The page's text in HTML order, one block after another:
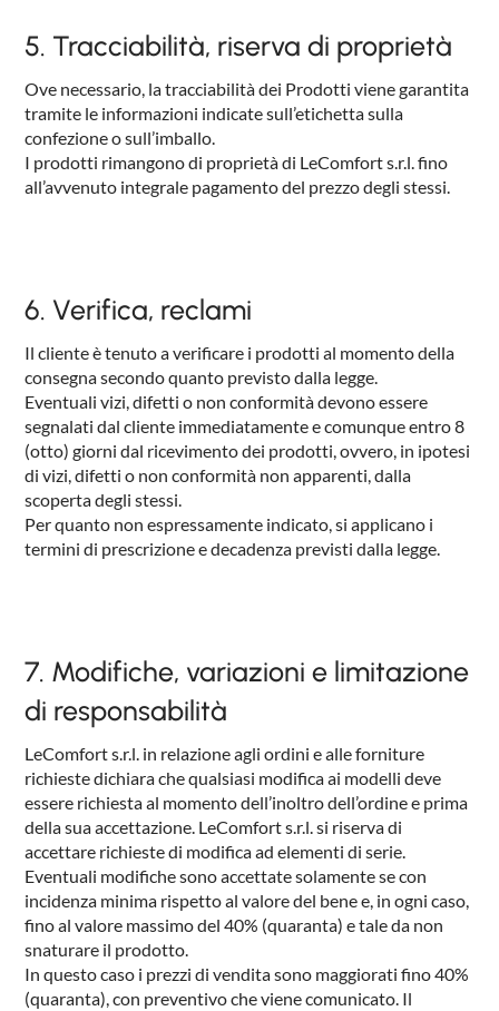
5. Tracciabilità, riserva di proprietà
Ove necessario, la tracciabilità dei Prodotti viene garantita
tramite le informazioni indicate sull’etichetta sulla
confezione o sull’imballo.
I prodotti rimangono di proprietà di LeComfort s.r.l. fino
all’avvenuto integrale pagamento del prezzo degli stessi.
6. Verifica, reclami
Il cliente è tenuto a verificare i prodotti al momento della
consegna secondo quanto previsto dalla legge.
Eventuali vizi, difetti o non conformità devono essere
segnalati dal cliente immediatamente e comunque entro 8
(otto) giorni dal ricevimento dei prodotti, ovvero, in ipotesi
di vizi, difetti o non conformità non apparenti, dalla
scoperta degli stessi.
Per quanto non espressamente indicato, si applicano i
termini di prescrizione e decadenza previsti dalla legge.
7. Modifiche, variazioni e limitazione
di responsabilità
LeComfort s.r.l. in relazione agli ordini e alle forniture
richieste dichiara che qualsiasi modifica ai modelli deve
essere richiesta al momento dell’inoltro dell’ordine e prima
della sua accettazione. LeComfort s.r.l. si riserva di
accettare richieste di modifica ad elementi di serie.
Eventuali modifiche sono accettate solamente se con
incidenza minima rispetto al valore del bene e, in ogni caso,
fino al valore massimo del 40% (quaranta) e tale da non
snaturare il prodotto.
In questo caso i prezzi di vendita sono maggiorati fino 40%
(quaranta), con preventivo che viene comunicato. Il